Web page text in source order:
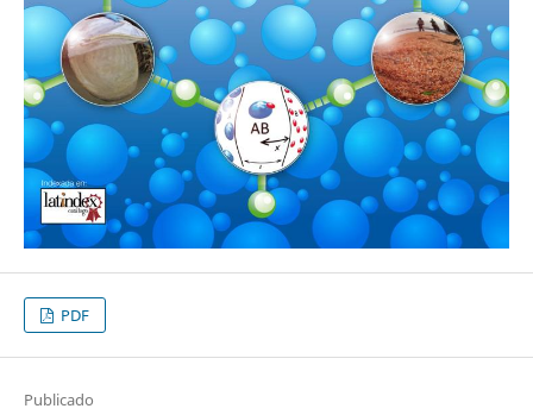
PDF
Publicado